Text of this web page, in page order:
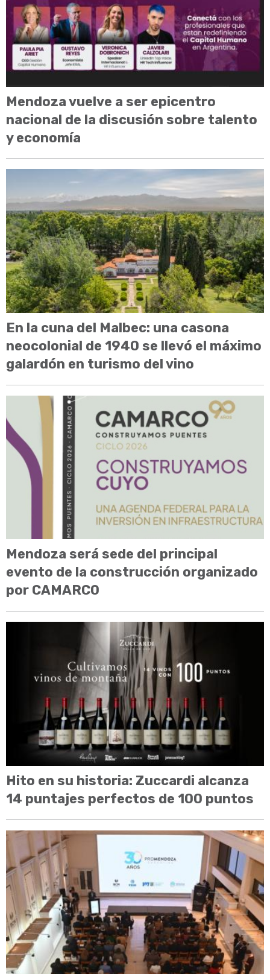
Mendoza vuelve a ser epicentro
nacional de la discusión sobre talento
y economía
En la cuna del Malbec: una casona
neocolonial de 1940 se llevó el máximo
galardón en turismo del vino
Mendoza será sede del principal
evento de la construcción organizado
por CAMARCO
Hito en su historia: Zuccardi alcanza
14 puntajes perfectos de 100 puntos